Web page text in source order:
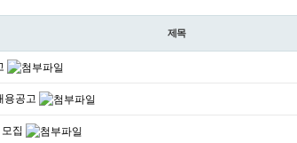
제목
용공고
집